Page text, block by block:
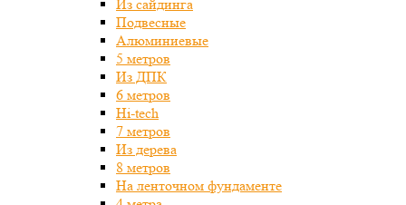
Из сайдинга
Подвесные
Алюминиевые
5 метров
Из ДПК
6 метров
Hi-tech
7 метров
Из дерева
8 метров
На ленточном фундаменте